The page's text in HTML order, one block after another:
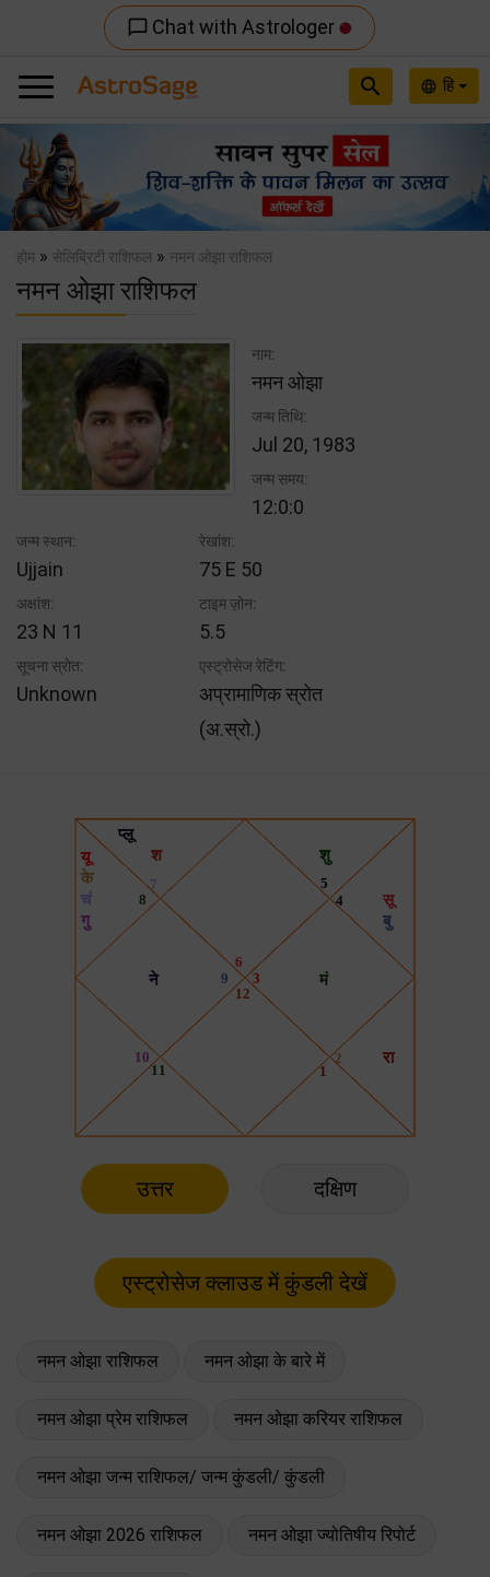
chat_bubble_outline Chat with Astrologer
language हि
search
Previous
होम » सेलिब्रिटी राशिफल » नमन ओझा राशिफल
नमन ओझा राशिफल
नाम:
नमन ओझा
जन्म तिथि:
Jul 20, 1983
जन्म समय:
12:0:0
जन्म स्थान:
Ujjain
रेखांश:
75 E 50
अक्षांश:
23 N 11
टाइम ज़ोन:
5.5
सूचना स्रोत:
Unknown
एस्ट्रोसेज रेटिंग:
अप्रामाणिक स्रोत
(अ.स्रो.)
उत्तर दक्षिण
नमन ओझा राशिफल नमन ओझा के बारे में
नमन ओझा प्रेम राशिफल नमन ओझा करियर राशिफल
नमन ओझा जन्म राशिफल/ जन्म कुंडली/ कुंडली
नमन ओझा 2026 राशिफल नमन ओझा ज्योतिषीय रिपोर्ट